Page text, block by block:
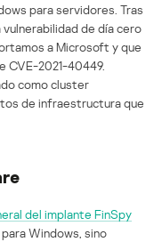
para servidores. Tras
de día cero
a Microsoft y que
CVE-2021-40449.
como cluster
de infraestructura que
del implante FinSpy
Windows, sino